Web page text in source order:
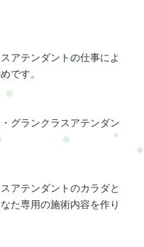
アテンダントの仕事によ
です。
グランクラスアテンダン
アテンダントのカラダと
た専用の施術内容を作り